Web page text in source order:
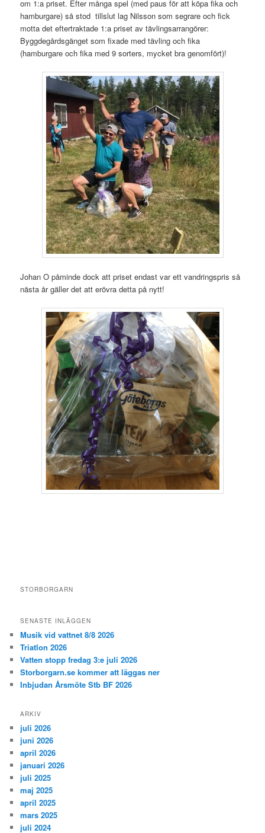
om 1:a priset. Efter många spel (med paus för att köpa fika och
hamburgare) så stod tillslut lag Nilsson som segrare och fick
motta det eftertraktade 1:a priset av tävlingsarrangörer:
Byggdegårdsgänget som fixade med tävling och fika
(hamburgare och fika med 9 sorters, mycket bra genomfört)!
Johan O påminde dock att priset endast var ett vandringspris så
nästa år gäller det att erövra detta på nytt!
STORBORGARN
SENASTE INLÄGGEN
Musik vid vattnet 8/8 2026
Triatlon 2026
Vatten stopp fredag 3:e juli 2026
Storborgarn.se kommer att läggas ner
Inbjudan Årsmöte Stb BF 2026
ARKIV
juli 2026
juni 2026
april 2026
januari 2026
juli 2025
maj 2025
april 2025
mars 2025
juli 2024